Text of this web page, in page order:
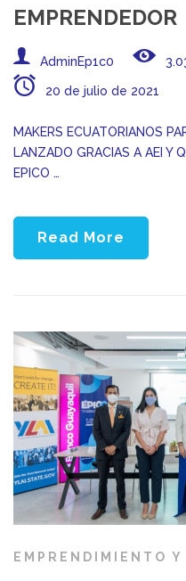
EMPRENDEDOR
AdminEp1c0
20 de julio de 2021
MAKERS ECUATORIANOS
LANZADO GRACIAS A AEI Y
EPICO …
Read More
EMPRENDIMIENTO